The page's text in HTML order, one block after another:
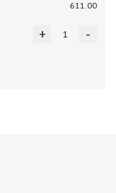
611.00
-
+